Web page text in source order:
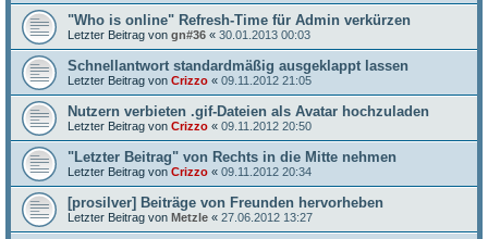
"Who is online" Refresh-Time für Admin verkürzen
Letzter Beitrag von gn#36 « 30.01.2013 00:03
Schnellantwort standardmäßig ausgeklappt lassen
Letzter Beitrag von Crizzo « 09.11.2012 21:05
Nutzern verbieten .gif-Dateien als Avatar hochzuladen
Letzter Beitrag von Crizzo « 09.11.2012 20:50
"Letzter Beitrag" von Rechts in die Mitte nehmen
Letzter Beitrag von Crizzo « 09.11.2012 20:34
[prosilver] Beiträge von Freunden hervorheben
Letzter Beitrag von Metzle « 27.06.2012 13:27